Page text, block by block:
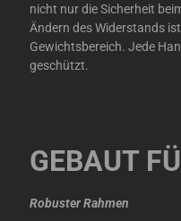
nicht nur die Sicherheit
Ändern des Widerstands
Gewichtsbereich. Jede
geschützt.
GEBAUT
Robuster Rahmen